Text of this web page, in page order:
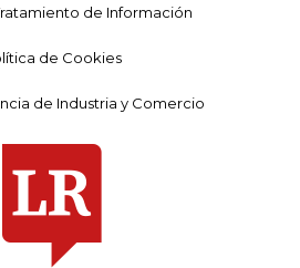
de Información
de Cookies
de Industria y Comercio